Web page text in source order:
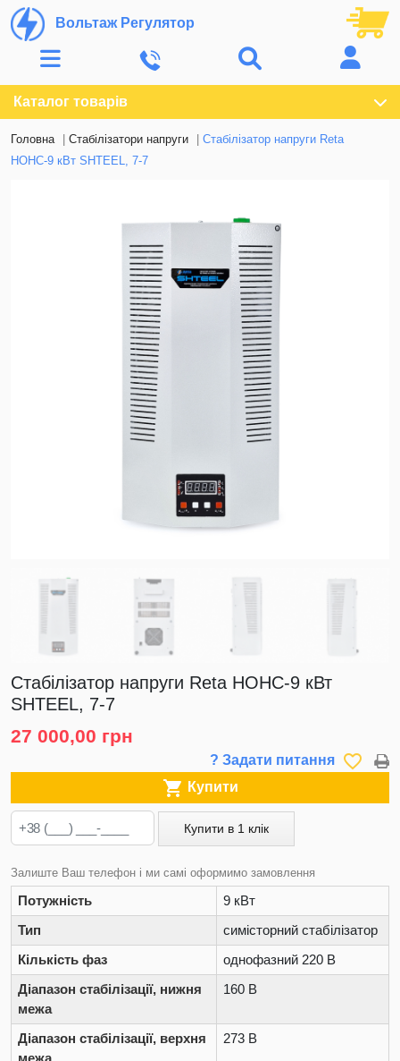
Вольтаж Регулятор
Каталог товарів
Головна Стабілізатори напруги
Стабілізатор напруги Reta
НОНС-9 кВт SHTEEL, 7-7
Стабілізатор напруги Reta НОНС-9 кВт
SHTEEL, 7-7
27 000,00 грн
? Задати питання favorite_border
 Купити
Купити в 1 клік
Залиште Ваш телефон і ми самі оформимо замовлення
Потужність
9 кВт
Тип
симісторний стабілізатор
Кількість фаз
однофазний 220 В
Діапазон стабілізації, нижня
межа
160 В
Діапазон стабілізації, верхня
межа
273 В